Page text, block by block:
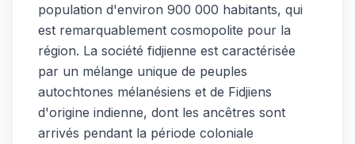
population d'environ 900 000 habitants, qui
est remarquablement cosmopolite pour la
région. La société fidjienne est caractérisée
par un mélange unique de peuples
autochtones mélanésiens et de Fidjiens
d'origine indienne, dont les ancêtres sont
arrivés pendant la période coloniale